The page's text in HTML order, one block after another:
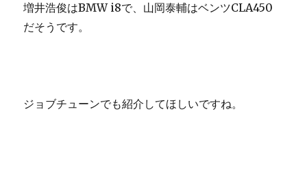
増井浩俊はBMW i8で、山岡泰輔はベンツCLA450
だそうです。
ジョブチューンでも紹介してほしいですね。